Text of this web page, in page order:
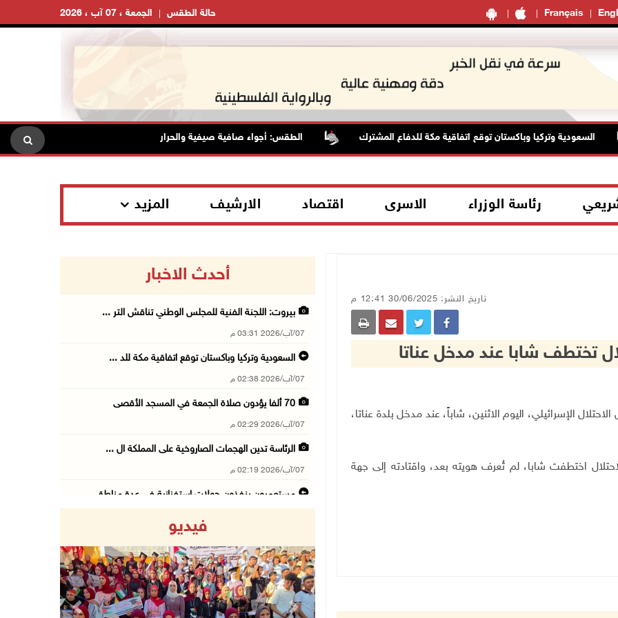
Français الجمعة ، 07 آب ، 2026 حالة الطقس
السعودية وتركيا وباكستان توقع اتفاقية مكة للدفاع المشترك الطقس: أجواء صافية صيفية والحرارة حول معدلها العام محافظة
رئاسة الوزراء الاسرى اقتصاد الارشيف المزيد
تاريخ النشر: 30/06/2025 12:41 م
تختطف شابا عند مدخل عناتا
الاحتلال الإسرائيلي، اليوم الاثنين، شاباً، عند مدخل بلدة عناتا،
اختطفت شابا، لم تُعرف هويته بعد، واقتادته إلى جهة
أحدث الاخبار
بيروت: اللجنة الفنية للمجلس الوطني تناقش التر ...
07/آب/2026 03:31 م
السعودية وتركيا وباكستان توقع اتفاقية مكة للد ...
07/آب/2026 02:38 م
70 ألفا يؤدون صلاة الجمعة في المسجد الأقصى
07/آب/2026 02:29 م
الرئاسة تدين الهجمات الصاروخية على المملكة ال ...
07/آب/2026 02:19 م
مستعمرون ينفذون جولات استفزازية في عدة مناطق ...
07/آب/2026 01:41 م
مستعمرون يهاجمون صهريجا للمياه في خلايل اللوز ...
07/آب/2026 01:38 م
فيديو
Previous Next